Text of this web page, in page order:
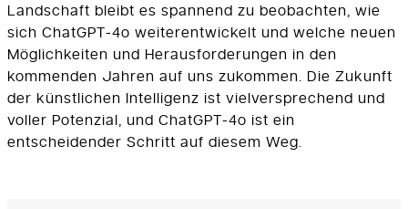
Landschaft bleibt es spannend zu beobachten, wie
sich ChatGPT-4o weiterentwickelt und welche neuen
Möglichkeiten und Herausforderungen in den
kommenden Jahren auf uns zukommen. Die Zukunft
der künstlichen Intelligenz ist vielversprechend und
voller Potenzial, und ChatGPT-4o ist ein
entscheidender Schritt auf diesem Weg.